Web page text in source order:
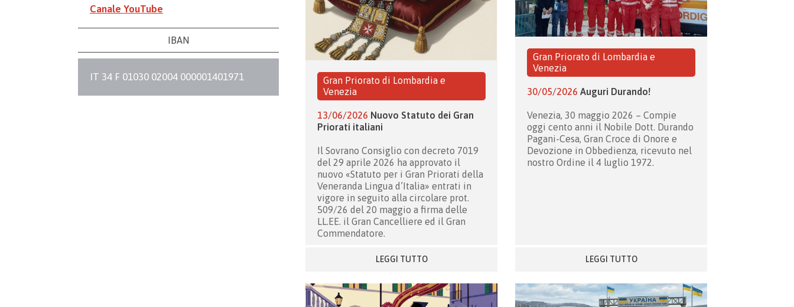
Canale YouTube
IBAN
IT 34 F 01030 02004 000001401971
Gran Priorato di Lombardia e
Venezia
13/06/2026 Nuovo Statuto dei Gran
Priorati italiani
Il Sovrano Consiglio con decreto 7019
del 29 aprile 2026 ha approvato il
nuovo «Statuto per i Gran Priorati della
Veneranda Lingua d’Italia» entrati in
vigore in seguito alla circolare prot.
509/26 del 20 maggio a firma delle
LL.EE. il Gran Cancelliere ed il Gran
Commendatore.
LEGGI TUTTO
Gran Priorato di Lombardia e
Venezia
30/05/2026 Auguri Durando!
Venezia, 30 maggio 2026 – Compie
oggi cento anni il Nobile Dott. Durando
Pagani-Cesa, Gran Croce di Onore e
Devozione in Obbedienza, ricevuto nel
nostro Ordine il 4 luglio 1972.
LEGGI TUTTO